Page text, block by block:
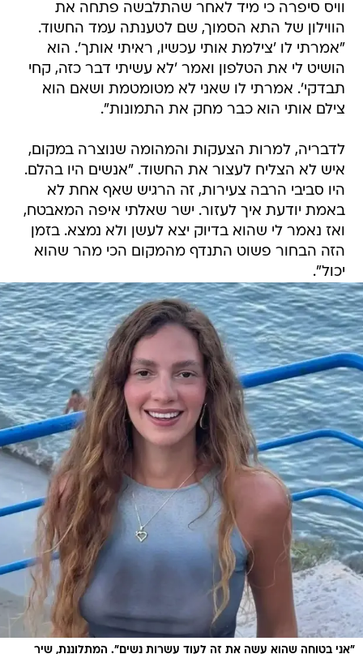
וויס סיפרה כי מיד לאחר שהתלבשה פתחה את
הווילון של התא הסמוך, שם לטענתה עמד החשוד.
"אמרתי לו 'צילמת אותי עכשיו, ראיתי אותך'. הוא
הושיט לי את הטלפון ואמר 'לא עשיתי דבר כזה, קחי
תבדקי'. אמרתי לו שאני לא מטומטמת ושאם הוא
צילם אותי הוא כבר מחק את התמונות".
לדבריה, למרות הצעקות והמהומה שנוצרה במקום,
איש לא הצליח לעצור את החשוד. "אנשים היו בהלם.
היו סביבי הרבה צעירות, זה הרגיש שאף אחת לא
באמת יודעת איך לעזור. ישר שאלתי איפה המאבטח,
ואז נאמר לי שהוא בדיוק יצא לעשן ולא נמצא. בזמן
הזה הבחור פשוט התנדף מהמקום הכי מהר שהוא
יכול".
"אני בטוחה שהוא עשה את זה לעוד עשרות נשים". המתלוננת, שיר